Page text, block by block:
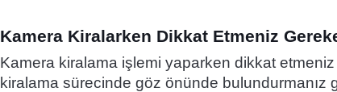
Kamera Kiralarken Dikkat Etmeniz
Kamera kiralama işlemi yaparken dikkat
kiralama sürecinde göz önünde bulundurmanız